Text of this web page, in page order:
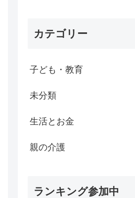
カテゴリー
子ども・教育
未分類
生活とお金
親の介護
ランキング参加中